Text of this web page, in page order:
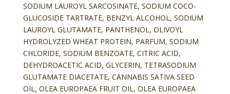
SODIUM LAUROYL SARCOSINATE, SODIUM COCO-
GLUCOSIDE TARTRATE, BENZYL ALCOHOL, SODIUM
LAUROYL GLUTAMATE, PANTHENOL, OLIVOYL
HYDROLYZED WHEAT PROTEIN, PARFUM, SODIUM
CHLORIDE, SODIUM BENZOATE, CITRIC ACID,
DEHYDROACETIC ACID, GLYCERIN, TETRASODIUM
GLUTAMATE DIACETATE, CANNABIS SATIVA SEED
OIL, OLEA EUROPAEA FRUIT OIL, OLEA EUROPAEA